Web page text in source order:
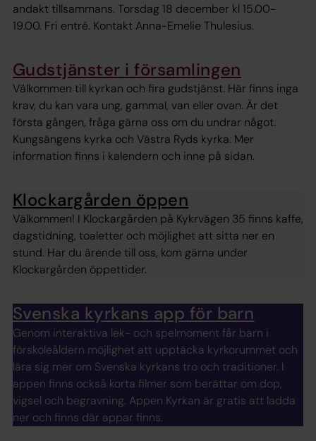
andakt tillsammans. Torsdag 18 december kl 15.00-
19.00. Fri entré. Kontakt Anna-Emelie Thulesius.
Gudstjänster i församlingen
Välkommen till kyrkan och fira gudstjänst. Här finns inga
krav, du kan vara ung, gammal, van eller ovan. Är det
första gången, fråga gärna oss om du undrar något.
Kungsängens kyrka och Västra Ryds kyrka. Mer
information finns i kalendern och inne på sidan.
Klockargården öppen
Välkommen! I Klockargården på Kykrvägen 35 finns kaffe,
dagstidning, toaletter och möjlighet att sitta ner en
stund. Har du ärende till oss, kom gärna under
Klockargården öppettider.
Svenska kyrkans app för barn
Genom interaktiva lek- och spelmoment får barn i
förskoleåldern möjlighet att upptäcka kyrkorummet och
lära sig mer om Svenska kyrkans tro och traditioner. I
appen finns också korta filmer som berättar om dop,
vigsel och begravning. Appen Kyrkan är gratis att ladda
ner och finns där appar finns.